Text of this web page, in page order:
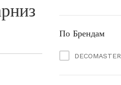
По Брендам
DECOMASTER